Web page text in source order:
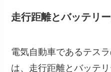
走行距離とバッテリ
電気自動車であるテス
は、走行距離とバッテ